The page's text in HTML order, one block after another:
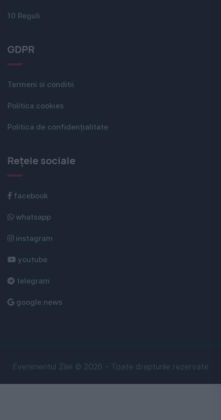
10 Reguli
GDPR
Termeni si conditii
Politica cookies
Politica de confidențialitate
Rețele sociale
facebook
whatsapp
instagram
youtube
telegram
google news
Evenimentul Zilei © 2026 - Toate drepturile rezervate